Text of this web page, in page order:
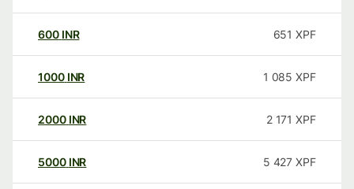
600 INR 651 XPF
1000 INR 1 085 XPF
2000 INR 2 171 XPF
5000 INR 5 427 XPF